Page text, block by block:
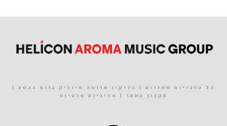
כל הזכויות שמורות | הליקון ארומה מיוזיק גרופ 2022 |
תקנון האתר | מדיניות פרטיות